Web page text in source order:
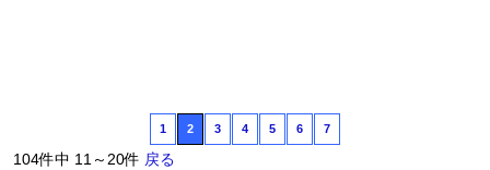
1 2 3 4 5 6 7
104件中 11～20件 戻る